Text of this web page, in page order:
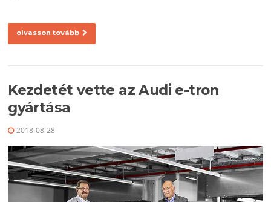
olvasson tovább
Kezdetét vette az Audi e-tron
gyártása
2018-08-28